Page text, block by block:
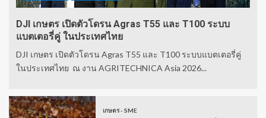
DJI เกษตร เปิดตัวโดรน Agras T55 และ T100 ระบบ
แบตเตอรี่คู่ ในประเทศไทย
DJI เกษตร เปิดตัวโดรน Agras T55 และ T100 ระบบแบตเตอรี่คู่
ในประเทศไทย ณ งาน AGRITECHNICA Asia 2026...
เกษตร - SME